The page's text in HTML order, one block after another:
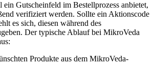
Gutscheinfeld im Bestellprozess anbietet,
verifiziert werden. Sollte ein Aktionscode
es sich, diesen während des
Der typische Ablauf bei MikroVeda
Produkte aus dem MikroVeda-